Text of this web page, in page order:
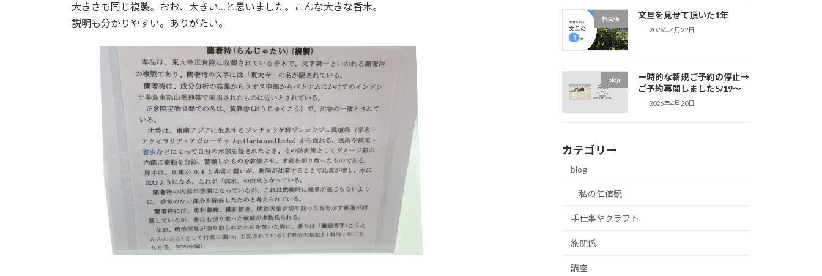
大きさも同じ複製。おお、大きい…と思いました。こんな大きな香木。
説明も分かりやすい。ありがたい。
旅関係 文旦を見せて頂いた1年
2026年4月22日
blog
一時的な新規ご予約の停止→
ご予約再開しました5/19～
2026年4月20日
カテゴリー
blog
私の価値観
手仕事やクラフト
旅関係
講座